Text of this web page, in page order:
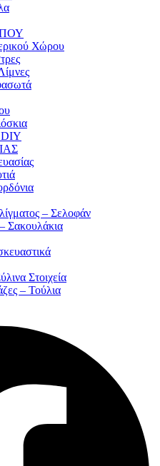
Χώρου
– Σελοφάν
Σακουλάκια
Στοιχεία
– Τούλια